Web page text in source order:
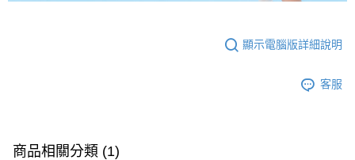
顯示電腦版詳細說明
客服
商品相關分類 (1)